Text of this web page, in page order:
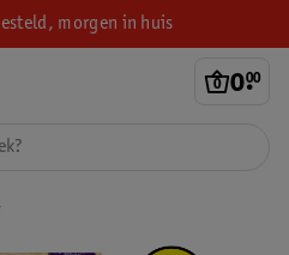
morgen in huis
0.
00